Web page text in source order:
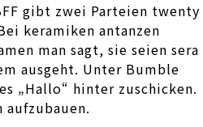
gibt zwei Parteien twenty
keramiken antanzen
man sagt, sie seien sera
ausgeht. Unter Bumble
„Hallo“ hinter zuschicken.